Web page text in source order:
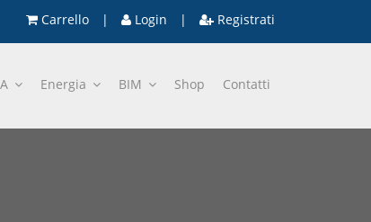
Carrello | Login | Registrati
Energia BIM Shop Contatti